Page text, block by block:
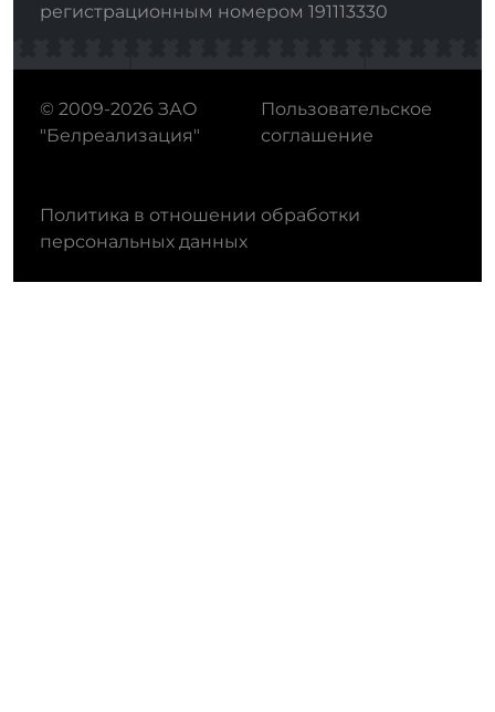
регистрационным номером 191113330
© 2009-2026 ЗАО
"Белреализация"
Пользовательское
соглашение
Политика в отношении обработки
персональных данных